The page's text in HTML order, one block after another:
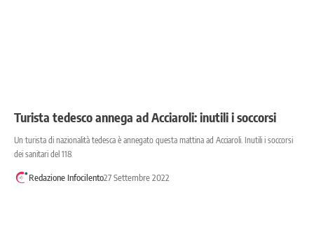
Turista tedesco annega ad Acciaroli: inutili i soccorsi
Un turista di nazionalità tedesca è annegato questa mattina ad Acciaroli. Inutili i soccorsi
dei sanitari del 118
Redazione Infocilento27 Settembre 2022